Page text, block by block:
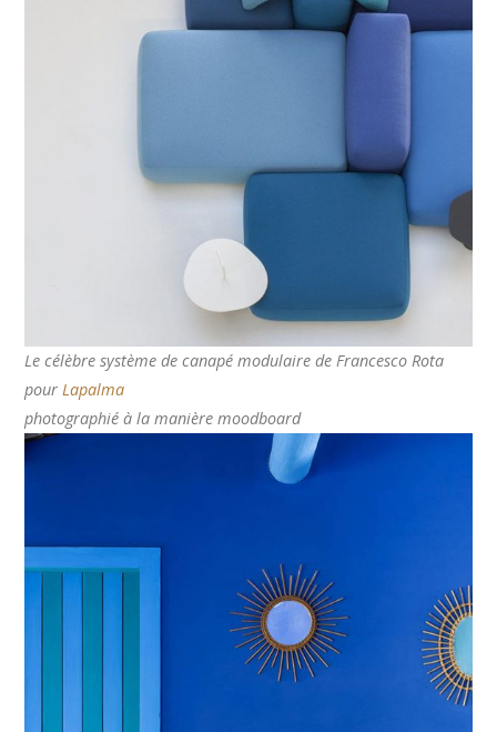
Le célèbre système de canapé modulaire de Francesco Rota
pour Lapalma
photographié à la manière moodboard